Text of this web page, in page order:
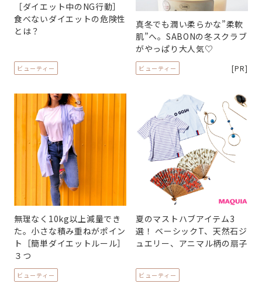
［ダイエット中のNG行動］
食べないダイエットの危険性
とは？
ビューティー
真冬でも潤い柔らかな”柔軟
肌”へ。SABONの冬スクラブ
がやっぱり大人気♡
ビューティー [PR]
無理なく10kg以上減量でき
た。小さな積み重ねがポイン
ト［簡単ダイエットルール］
３つ
ビューティー
夏のマストハブアイテム3
選！ ベーシックT、天然石ジ
ュエリー、アニマル柄の扇子
ビューティー